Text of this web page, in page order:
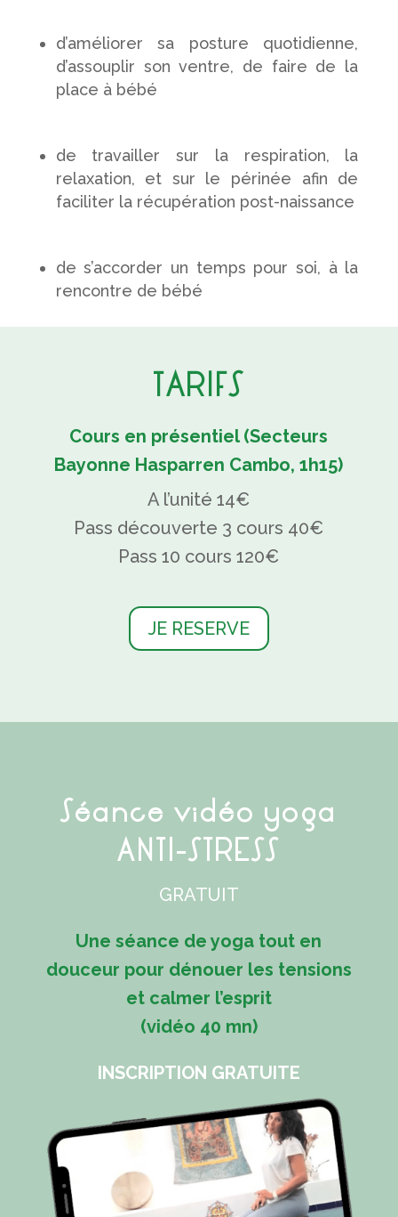
d’améliorer sa posture quotidienne,
d’assouplir son ventre, de faire de la
place à bébé
de travailler sur la respiration, la
relaxation, et sur le périnée afin de
faciliter la récupération post-naissance
de s’accorder un temps pour soi, à la
rencontre de bébé
TARIFS
Cours en présentiel (Secteurs
Bayonne Hasparren Cambo, 1h15)
A l’unité 14€
Pass découverte 3 cours 40€
Pass 10 cours 120€
JE RESERVE
Séance vidéo yoga
ANTI-STRESS
GRATUIT
Une séance de yoga tout en
douceur pour dénouer les tensions
et calmer l’esprit
(vidéo 40 mn)
INSCRIPTION GRATUITE